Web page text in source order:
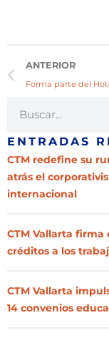
ANTERIOR
ENTRADAS
CTM redefine su
atrás el
internacional
CTM Vallarta firma
créditos a los
CTM Vallarta
14 convenios